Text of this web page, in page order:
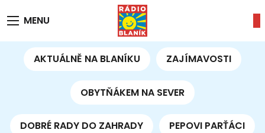
MENU
AKTUÁLNĚ NA BLANÍKU ZAJÍMAVOSTI
OBYTŇÁKEM NA SEVER
DOBRÉ RADY DO ZAHRADY PEPOVI PARŤÁCI